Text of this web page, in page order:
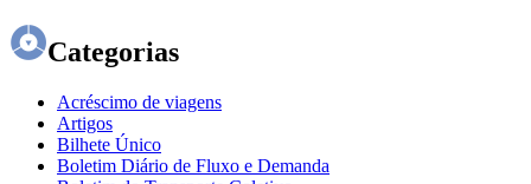
Categorias
Acréscimo de viagens
Artigos
Bilhete Único
Boletim Diário de Fluxo e Demanda